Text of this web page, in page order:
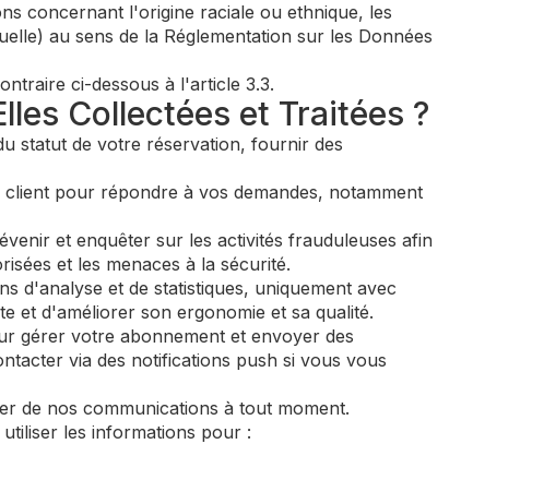
concernant l'origine raciale ou ethnique, les
au sens de la Réglementation sur les Données
ci-dessous à l'article 3.3.
Collectées et Traitées ?
statut de votre réservation, fournir des
pour répondre à vos demandes, notamment
et enquêter sur les activités frauduleuses afin
et les menaces à la sécurité.
d'analyse et de statistiques, uniquement avec
et d'améliorer son ergonomie et sa qualité.
gérer votre abonnement et envoyer des
via des notifications push si vous vous
de nos communications à tout moment.
les informations pour :